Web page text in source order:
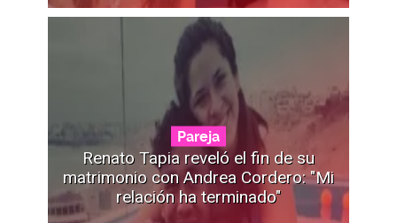
Pareja
Renato Tapia reveló el fin de su
matrimonio con Andrea Cordero: "Mi
relación ha terminado"